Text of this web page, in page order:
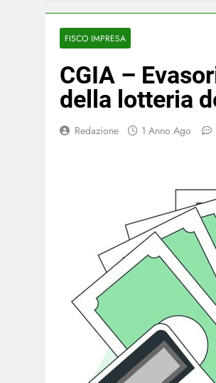
FISCO IMPRESA
CGIA –
della lotteria
Redazione 1 Anno Ago